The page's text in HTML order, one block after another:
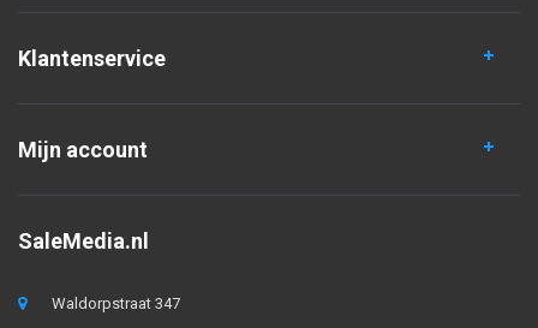
Klantenservice
Mijn account
SaleMedia.nl
Waldorpstraat 347